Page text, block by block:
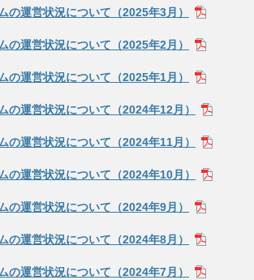
の運営状況について（2025年3月）
の運営状況について（2025年2月）
の運営状況について（2025年1月）
の運営状況について（2024年12月）
の運営状況について（2024年11月）
の運営状況について（2024年10月）
の運営状況について（2024年9月）
の運営状況について（2024年8月）
の運営状況について（2024年7月）